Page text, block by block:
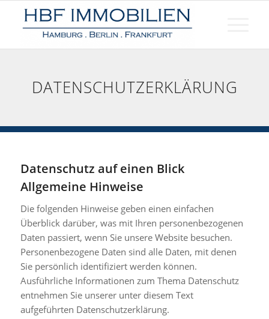
DATENSCHUTZERKLÄRUNG
Datenschutz auf einen Blick
Allgemeine Hinweise
Die folgenden Hinweise geben einen einfachen
Überblick darüber, was mit Ihren personenbezogenen
Daten passiert, wenn Sie unsere Website besuchen.
Personenbezogene Daten sind alle Daten, mit denen
Sie persönlich identifiziert werden können.
Ausführliche Informationen zum Thema Datenschutz
entnehmen Sie unserer unter diesem Text
aufgeführten Datenschutzerklärung.